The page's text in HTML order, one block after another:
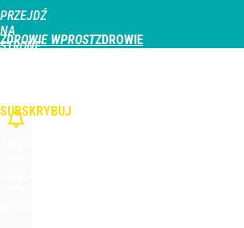
PRZEJDŹ
NA
STRONĘ
ZDROWIE WPROST
SUBSKRYBUJ